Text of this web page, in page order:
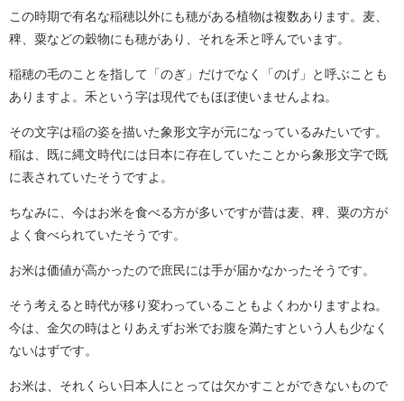
この時期で有名な稲穂以外にも穂がある植物は複数あります。麦、
稗、粟などの穀物にも穂があり、それを禾と呼んでいます。
稲穂の毛のことを指して「のぎ」だけでなく「のげ」と呼ぶことも
ありますよ。禾という字は現代でもほぼ使いませんよね。
その文字は稲の姿を描いた象形文字が元になっているみたいです。
稲は、既に縄文時代には日本に存在していたことから象形文字で既
に表されていたそうですよ。
ちなみに、今はお米を食べる方が多いですが昔は麦、稗、粟の方が
よく食べられていたそうです。
お米は価値が高かったので庶民には手が届かなかったそうです。
そう考えると時代が移り変わっていることもよくわかりますよね。
今は、金欠の時はとりあえずお米でお腹を満たすという人も少なく
ないはずです。
お米は、それくらい日本人にとっては欠かすことができないもので